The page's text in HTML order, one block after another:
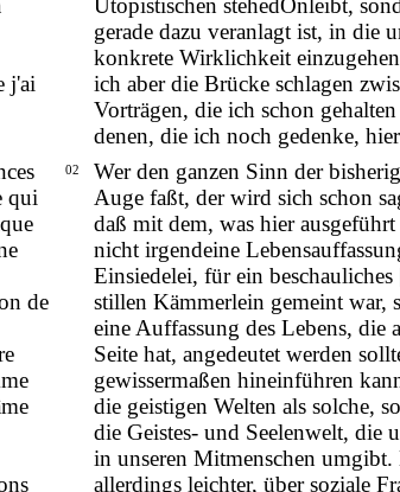
j'ai
Utopistischen stehedOnleibt,
gerade dazu veranlagt ist, in die
konkrete Wirklichkeit
ich aber die Brücke schlagen
Vorträgen, die ich schon
denen, die ich noch gedenke,
qui
de
02
Wer den ganzen Sinn der
Auge faßt, der wird sich schon
daß mit dem, was hier
nicht irgendeine
Einsiedelei, für ein
stillen Kämmerlein gemeint war,
eine Auffassung des Lebens, die
Seite hat, angedeutet werden
gewissermaßen hineinführen
die geistigen Welten als solche,
die Geistes- und Seelenwelt, die
in unseren Mitmenschen umgibt.
allerdings leichter, über soziale